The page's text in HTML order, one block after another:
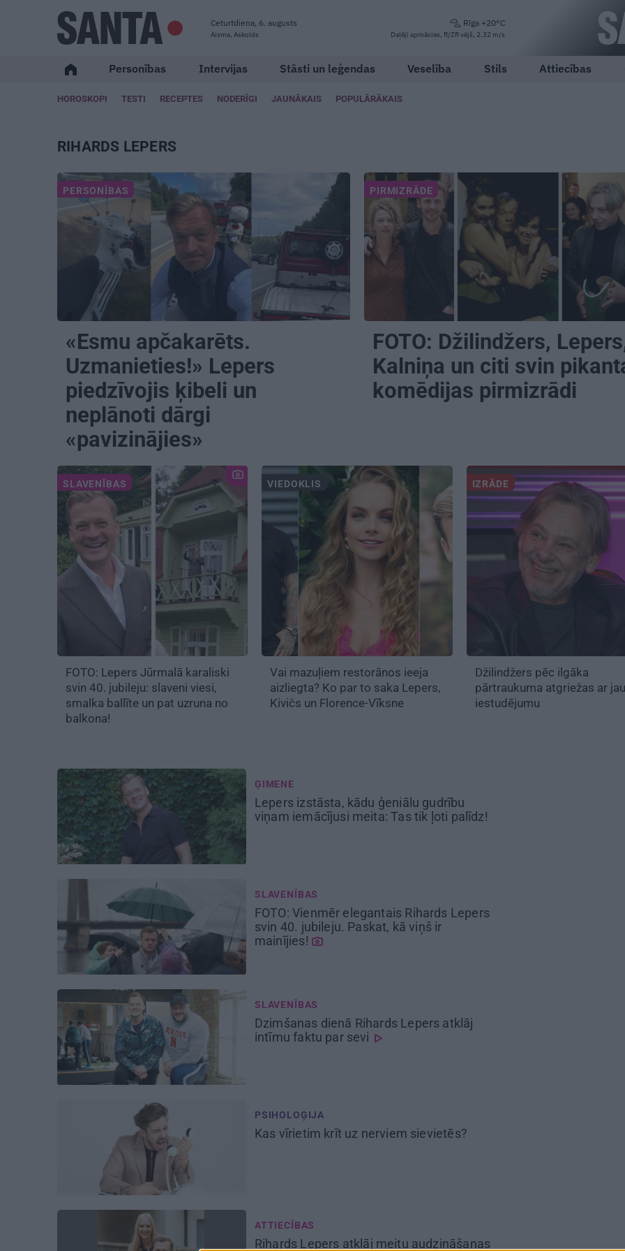
Ceturtdiena, 6. augusts
Aisma, Askolds
Rīga +20°C
Daļēji apmācies, R/ZR vējš, 2.32 m/s
Personības Intervijas Stāsti un leģendas Veselība Stils Attiecības
HOROSKOPI TESTI RECEPTES NODERĪGI JAUNĀKAIS POPULĀRĀKAIS
RIHARDS LEPERS
PERSONĪBAS
«Esmu apčakarēts.
Uzmanieties!» Lepers
piedzīvojis ķibeli un
neplānoti dārgi
«pavizinājies»
PIRMIZRĀDE
FOTO: Džilindžers,
Kalniņa un citi svin
komēdijas pirmizrādi
SLAVENĪBAS
FOTO: Lepers Jūrmalā karaliski
svin 40. jubileju: slaveni viesi,
smalka ballīte un pat uzruna no
balkona!
VIEDOKLIS
Vai mazuļiem restorānos ieeja
aizliegta? Ko par to saka Lepers,
Kivičs un Florence-Vīksne
IZRĀDE
Džilindžers pēc ilgāka
pārtraukuma atgriežas ar
iestudējumu
ĢIMENE
Lepers izstāsta, kādu ģeniālu gudrību
viņam iemācījusi meita: Tas tik ļoti palīdz!
SLAVENĪBAS
FOTO: Vienmēr elegantais Rihards Lepers
svin 40. jubileju. Paskat, kā viņš ir
mainījies!
SLAVENĪBAS
Dzimšanas dienā Rihards Lepers atklāj
intīmu faktu par sevi
PSIHOLOĢIJA
Kas vīrietim krīt uz nerviem sievietēs?
ATTIECĪBAS
Rihards Lepers atklāj meitu audzināšanas